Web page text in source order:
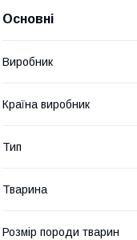
Основні
Виробник
Країна виробник
Тип
Тварина
Розмір породи тварин